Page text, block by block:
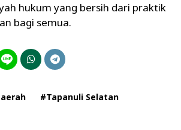
hukum yang bersih dari praktik
bagi semua.
#Tapanuli Selatan